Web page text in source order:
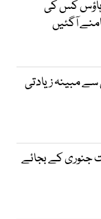
کس کی
آگئیں
مبینہ زیادتی
جنوری کے بجائے